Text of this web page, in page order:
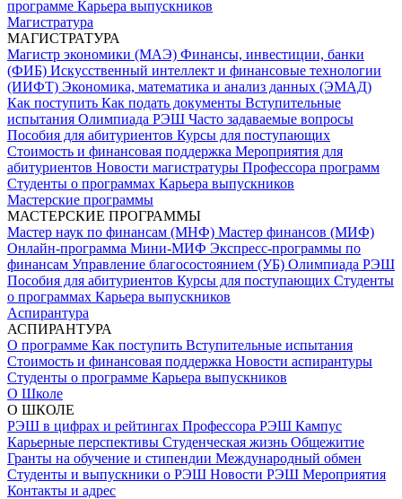
программе Карьера выпускников
Магистратура
МАГИСТРАТУРА
Магистр экономики (МАЭ) Финансы, инвестиции, банки
(ФИБ) Искусственный интеллект и финансовые технологии
(ИИФТ) Экономика, математика и анализ данных (ЭМАД)
Как поступить Как подать документы Вступительные
испытания Олимпиада РЭШ Часто задаваемые вопросы
Пособия для абитуриентов Курсы для поступающих
Стоимость и финансовая поддержка Мероприятия для
абитуриентов Новости магистратуры Профессора программ
Студенты о программах Карьера выпускников
Мастерские программы
МАСТЕРСКИЕ ПРОГРАММЫ
Мастер наук по финансам (МНФ) Мастер финансов (МИФ)
Онлайн-программа Мини-МИФ Экспресс-программы по
финансам Управление благосостоянием (УБ) Олимпиада РЭШ
Пособия для абитуриентов Курсы для поступающих Студенты
о программах Карьера выпускников
Аспирантура
АСПИРАНТУРА
О программе Как поступить Вступительные испытания
Стоимость и финансовая поддержка Новости аспирантуры
Студенты о программе Карьера выпускников
О Школе
О ШКОЛЕ
РЭШ в цифрах и рейтингах Профессора РЭШ Кампус
Карьерные перспективы Студенческая жизнь Общежитие
Гранты на обучение и стипендии Международный обмен
Студенты и выпускники о РЭШ Новости РЭШ Мероприятия
Контакты и адрес